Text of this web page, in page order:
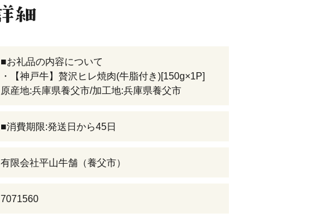
■お礼品の内容について
・【神戸牛】贅沢ヒレ焼肉(牛脂付き)[150g×1P]
原産地:兵庫県養父市/加工地:兵庫県養父市
■消費期限:発送日から45日
有限会社平山牛舗（養父市）
7071560